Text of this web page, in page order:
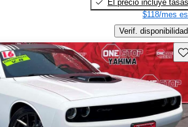
El precio incluye tasas
$118/mes
Verif. disponibilidad